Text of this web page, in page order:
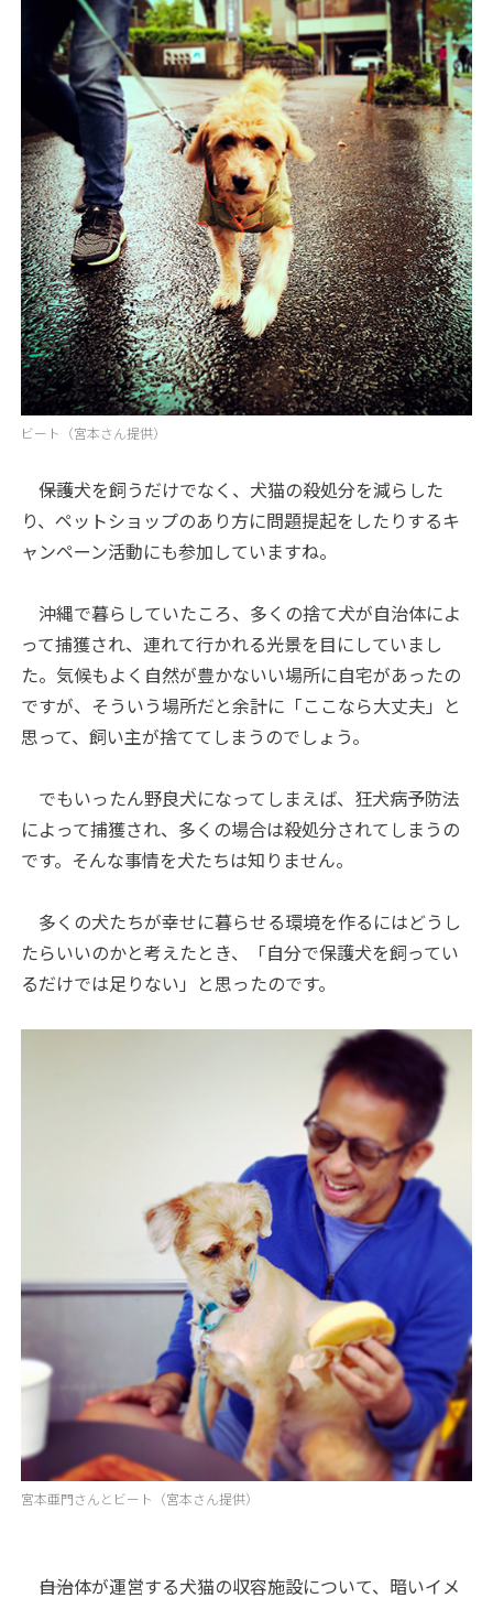
ビート（宮本さん提供）
――保護犬を飼うだけでなく、犬猫の殺処分を減らした
り、ペットショップのあり方に問題提起をしたりするキ
ャンペーン活動にも参加していますね。
沖縄で暮らしていたころ、多くの捨て犬が自治体によ
って捕獲され、連れて行かれる光景を目にしていまし
た。気候もよく自然が豊かないい場所に自宅があったの
ですが、そういう場所だと余計に「ここなら大丈夫」と
思って、飼い主が捨ててしまうのでしょう。
でもいったん野良犬になってしまえば、狂犬病予防法
によって捕獲され、多くの場合は殺処分されてしまうの
です。そんな事情を犬たちは知りません。
多くの犬たちが幸せに暮らせる環境を作るにはどうし
たらいいのかと考えたとき、「自分で保護犬を飼ってい
るだけでは足りない」と思ったのです。
宮本亜門さんとビート（宮本さん提供）
――自治体が運営する犬猫の収容施設について、暗いイメ